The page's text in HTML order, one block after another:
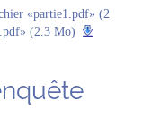
«partie1.pdf» (2
(2.3 Mo)